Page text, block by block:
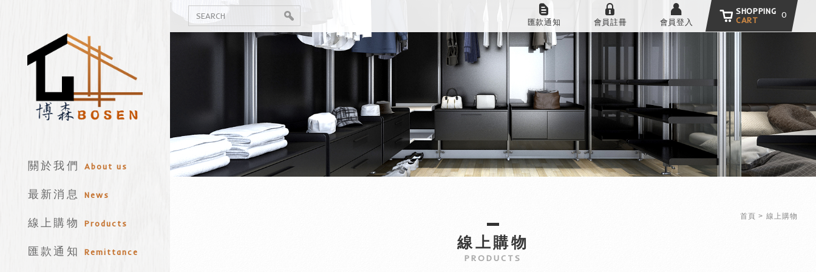
關於我們About us
最新消息News
線上購物Products
匯款通知Remittance
匯款通知 會員註冊 會員登入
SHOPPING
CART
0
首頁 線上購物
線上購物
PRODUCTS